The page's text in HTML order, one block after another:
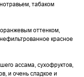
табаком
оттенком,
красное
ассама, сухофруктов,
и очень сладкое и